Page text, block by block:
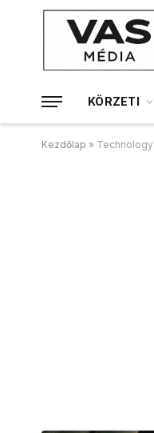
KÖRZETI
Kezdőlap » Technology